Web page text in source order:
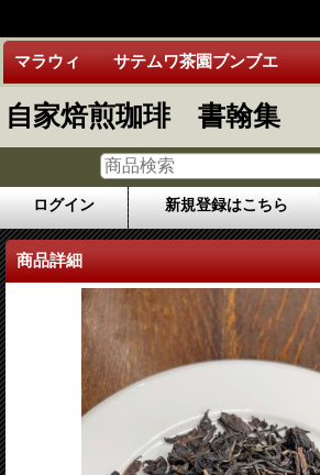
マラウィ サテムワ茶園ブンブエ
自家焙煎珈琲 書翰集
ログイン 新規登録はこちら
商品詳細